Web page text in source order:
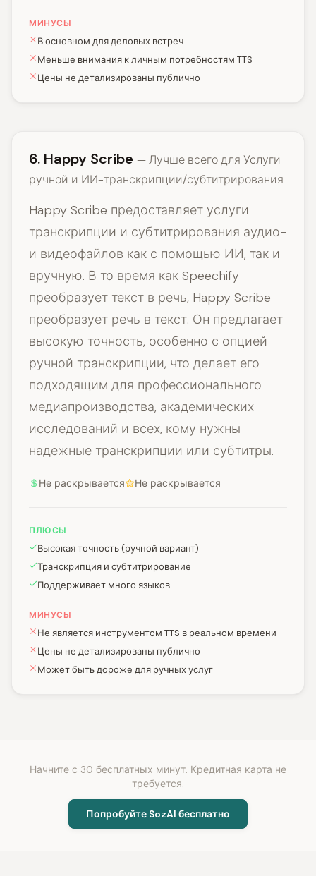
МИНУСЫ
В основном для деловых встреч
Меньше внимания к личным потребностям TTS
Цены не детализированы публично
6. Happy Scribe — Лучше всего для Услуги
ручной и ИИ-транскрипции/субтитрирования
Happy Scribe предоставляет услуги
транскрипции и субтитрирования аудио-
и видеофайлов как с помощью ИИ, так и
вручную. В то время как Speechify
преобразует текст в речь, Happy Scribe
преобразует речь в текст. Он предлагает
высокую точность, особенно с опцией
ручной транскрипции, что делает его
подходящим для профессионального
медиапроизводства, академических
исследований и всех, кому нужны
надежные транскрипции или субтитры.
Не раскрывается Не раскрывается
ПЛЮСЫ
Высокая точность (ручной вариант)
Транскрипция и субтитрирование
Поддерживает много языков
МИНУСЫ
Не является инструментом TTS в реальном времени
Цены не детализированы публично
Может быть дороже для ручных услуг
Начните с 30 бесплатных минут. Кредитная карта не
требуется.
Попробуйте SozAI бесплатно